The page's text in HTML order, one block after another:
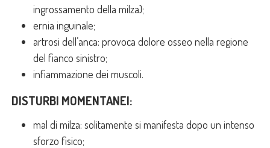
ingrossamento della milza);
ernia inguinale;
artrosi dell’anca: provoca dolore osseo nella regione
del fianco sinistro;
infiammazione dei muscoli.
DISTURBI MOMENTANEI:
mal di milza: solitamente si manifesta dopo un intenso
sforzo fisico;